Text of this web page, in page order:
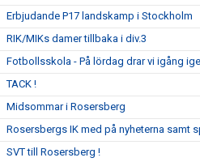
Erbjudande P17 landskamp i Stockholm
RIK/MIKs damer tillbaka i div.3
Fotbollsskola - På lördag drar vi igång
TACK !
Midsommar i Rosersberg
Rosersbergs IK med på nyheterna samt
SVT till Rosersberg !